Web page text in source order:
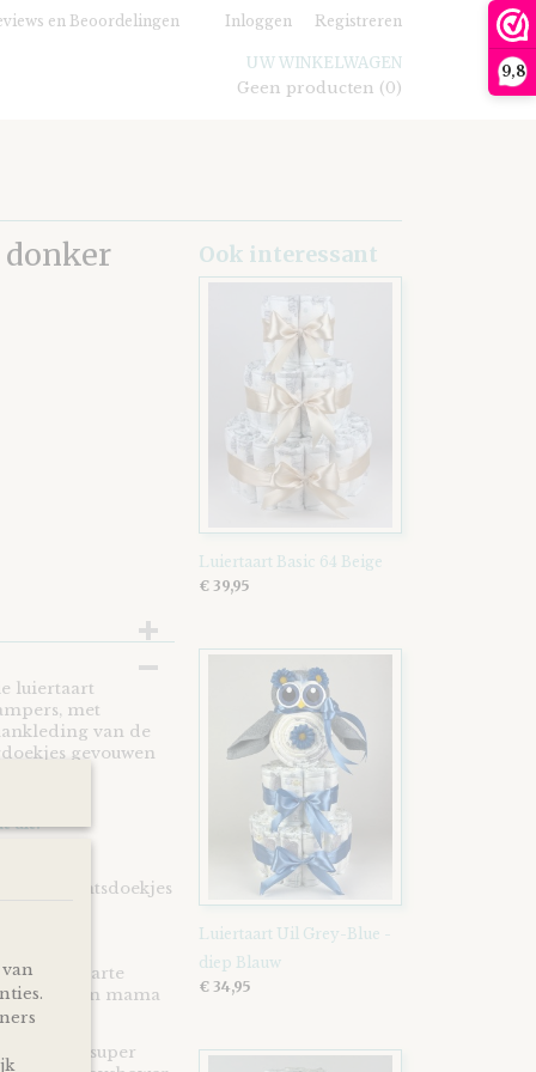
9,8
en Beoordelingen Inloggen Registreren
UW WINKELWAGEN
Geen producten (0)
luiertaart
met
van de
gevouwen
uit:
| gezichtsdoekjes
van harte
papa en mama
je een super
Ook interessant
Luiertaart Basic 64 Beige
€ 39,95
Luiertaart Uil Grey-Blue -
diep Blauw
€ 34,95